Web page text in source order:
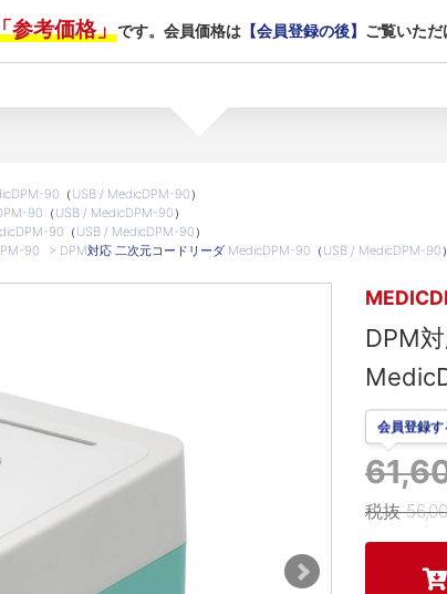
参考価格」です。会員価格は【会員登録の後】 ご覧いただ
90（USB / MedicDPM-90）
90（USB / MedicDPM-90）
90（USB / MedicDPM-90）
90 > DPM対応 二次元コードリーダ MedicDPM-90（USB / MedicDPM-90）
DPM
会員登録す
税抜